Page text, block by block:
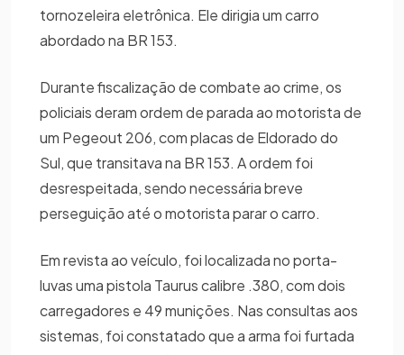
tornozeleira eletrônica. Ele dirigia um carro
abordado na BR 153.
Durante fiscalização de combate ao crime, os
policiais deram ordem de parada ao motorista de
um Pegeout 206, com placas de Eldorado do
Sul, que transitava na BR 153. A ordem foi
desrespeitada, sendo necessária breve
perseguição até o motorista parar o carro.
Em revista ao veículo, foi localizada no porta-
luvas uma pistola Taurus calibre .380, com dois
carregadores e 49 munições. Nas consultas aos
sistemas, foi constatado que a arma foi furtada